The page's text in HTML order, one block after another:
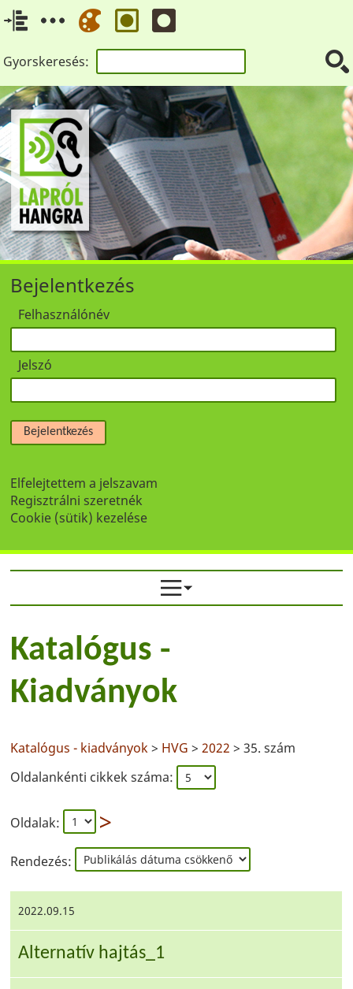
Gyorskeresés:
Bejelentkezés
Felhasználónév
Jelszó
Bejelentkezés
Elfelejtettem a jelszavam
Regisztrálni szeretnék
Cookie (sütik) kezelése
Katalógus -
Kiadványok
Katalógus - kiadványok> HVG >2022 > 35. szám
Oldalankénti cikkek száma:
Oldalak:
Rendezés:
2022.09.15
Alternatív hajtás_1